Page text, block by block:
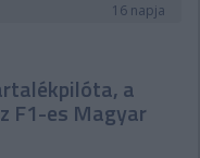
16 napja
a
F1-es Magyar